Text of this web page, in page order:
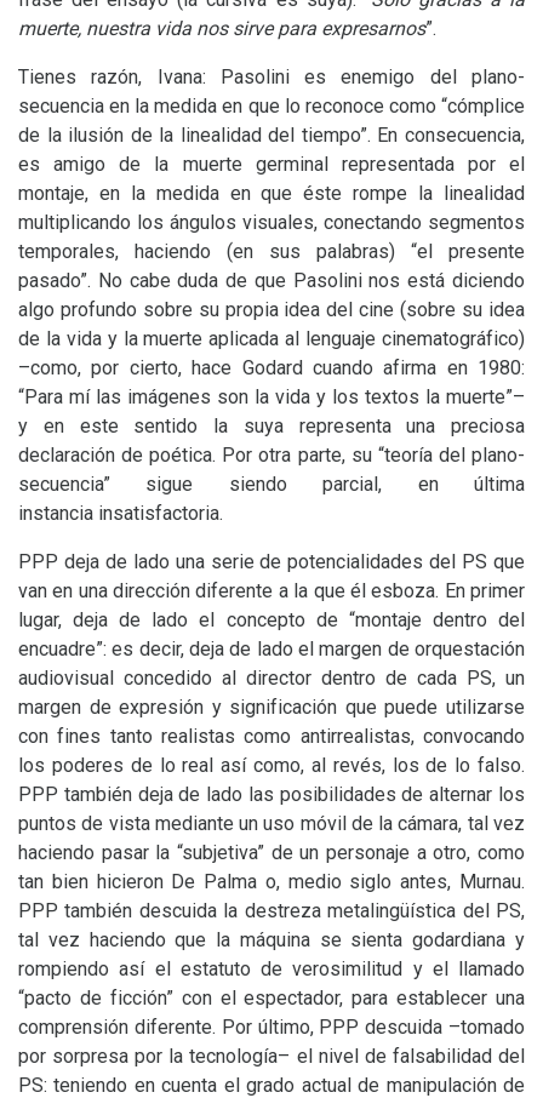
muerte, nuestra vida nos sirve para expresarnos”.
Tienes razón, Ivana: Pasolini es enemigo del plano-
secuencia en la medida en que lo reconoce como “cómplice
de la ilusión de la linealidad del tiempo”. En consecuencia,
es amigo de la muerte germinal representada por el
montaje, en la medida en que éste rompe la linealidad
multiplicando los ángulos visuales, conectando segmentos
temporales, haciendo (en sus palabras) “el presente
pasado”. No cabe duda de que Pasolini nos está diciendo
algo profundo sobre su propia idea del cine (sobre su idea
de la vida y la muerte aplicada al lenguaje cinematográfico)
–como, por cierto, hace Godard cuando afirma en 1980:
“Para mí las imágenes son la vida y los textos la muerte”–
y en este sentido la suya representa una preciosa
declaración de poética. Por otra parte, su “teoría del plano-
secuencia” sigue siendo parcial, en última
instancia insatisfactoria.
PPP deja de lado una serie de potencialidades del PS que
van en una dirección diferente a la que él esboza. En primer
lugar, deja de lado el concepto de “montaje dentro del
encuadre”: es decir, deja de lado el margen de orquestación
audiovisual concedido al director dentro de cada PS, un
margen de expresión y significación que puede utilizarse
con fines tanto realistas como antirrealistas, convocando
los poderes de lo real así como, al revés, los de lo falso.
PPP también deja de lado las posibilidades de alternar los
puntos de vista mediante un uso móvil de la cámara, tal vez
haciendo pasar la “subjetiva” de un personaje a otro, como
tan bien hicieron De Palma o, medio siglo antes, Murnau.
PPP también descuida la destreza metalingüística del PS,
tal vez haciendo que la máquina se sienta godardiana y
rompiendo así el estatuto de verosimilitud y el llamado
“pacto de ficción” con el espectador, para establecer una
comprensión diferente. Por último, PPP descuida –tomado
por sorpresa por la tecnología– el nivel de falsabilidad del
PS: teniendo en cuenta el grado actual de manipulación de